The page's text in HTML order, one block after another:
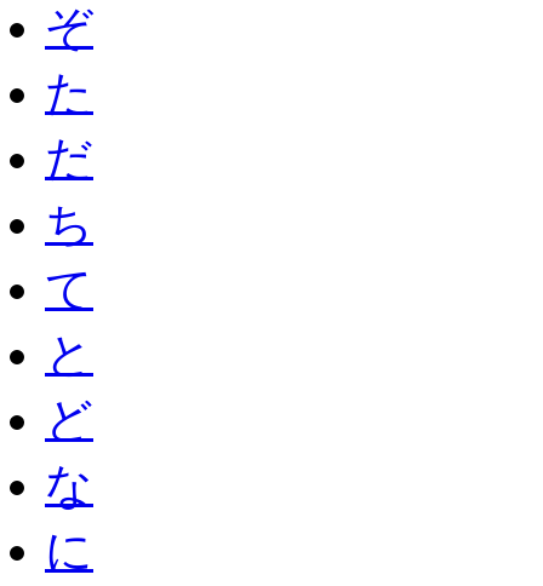
ぞ
た
だ
ち
て
と
ど
な
に